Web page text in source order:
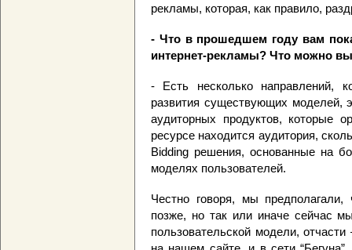
рекламы, которая, как правило,
- Что в прошедшем году вам
интернет-рекламы? Что можно
- Есть несколько направлений,
развития существующих моделей,
аудиторных продуктов, которые
ресурсе находится аудитория,
Bidding решения, основанные на
моделях пользователей.
Честно говоря, мы
позже, но так или иначе сейчас
пользовательской модели,